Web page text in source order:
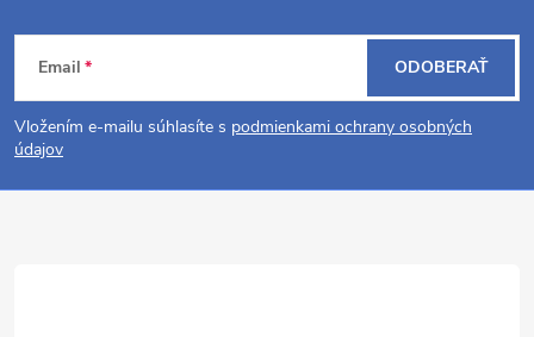
Z
á
p
Email
Vložením e-mailu súhlasíte s podmienkami ochrany osobných
údajov
ODOBERAŤ